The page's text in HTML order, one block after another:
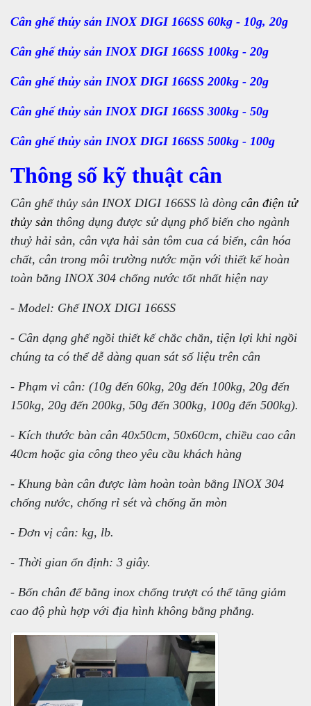
Cân ghế thủy sản INOX DIGI 166SS 60kg - 10g, 20g
Cân ghế thủy sản INOX DIGI 166SS 100kg - 20g
Cân ghế thủy sản INOX DIGI 166SS 200kg - 20g
Cân ghế thủy sản INOX DIGI 166SS 300kg - 50g
Cân ghế thủy sản INOX DIGI 166SS 500kg - 100g
Thông số kỹ thuật cân
Cân ghế thủy sản INOX DIGI 166SS là dòng cân điện tử
thủy sản thông dụng được sử dụng phổ biến cho ngành
thuỷ hải sản, cân vựa hải sản tôm cua cá biển, cân hóa
chất, cân trong môi trường nước mặn với thiết kế hoàn
toàn bằng INOX 304 chống nước tốt nhất hiện nay
- Model: Ghế INOX DIGI 166SS
- Cân dạng ghế ngồi thiết kế chắc chắn, tiện lợi khi ngồi
chúng ta có thể dễ dàng quan sát số liệu trên cân
- Phạm vi cân: (10g đến 60kg, 20g đến 100kg, 20g đến
150kg, 20g đến 200kg, 50g đến 300kg, 100g đến 500kg).
- Kích thước bàn cân 40x50cm, 50x60cm, chiều cao cân
40cm hoặc gia công theo yêu cầu khách hàng
- Khung bàn cân được làm hoàn toàn bằng INOX 304
chống nước, chống rỉ sét và chống ăn mòn
- Đơn vị cân: kg, lb.
- Thời gian ổn định: 3 giây.
- Bốn chân đế bằng inox chống trượt có thể tăng giảm
cao độ phù hợp với địa hình không bằng phẳng.